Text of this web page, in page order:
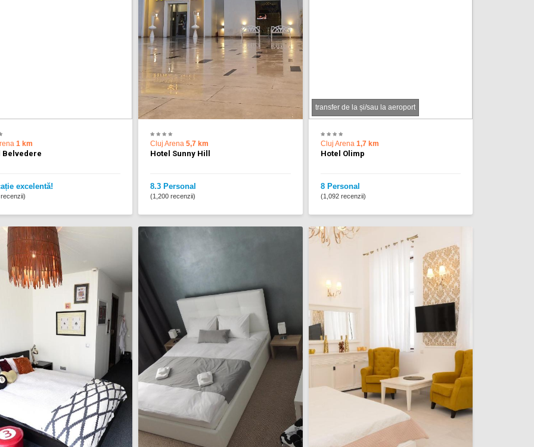
1 km
Belvedere
excelentă!
Cluj Arena5,7 km
Hotel Sunny Hill
8.3 Personal
(1,200 recenzii)
transfer de la și/sau la aeroport
Cluj Arena 1,7 km
Hotel Olimp
8 Personal
(1,092 recenzii)